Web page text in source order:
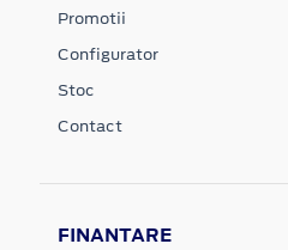
Promotii
Configurator
Stoc
Contact
FINANTARE